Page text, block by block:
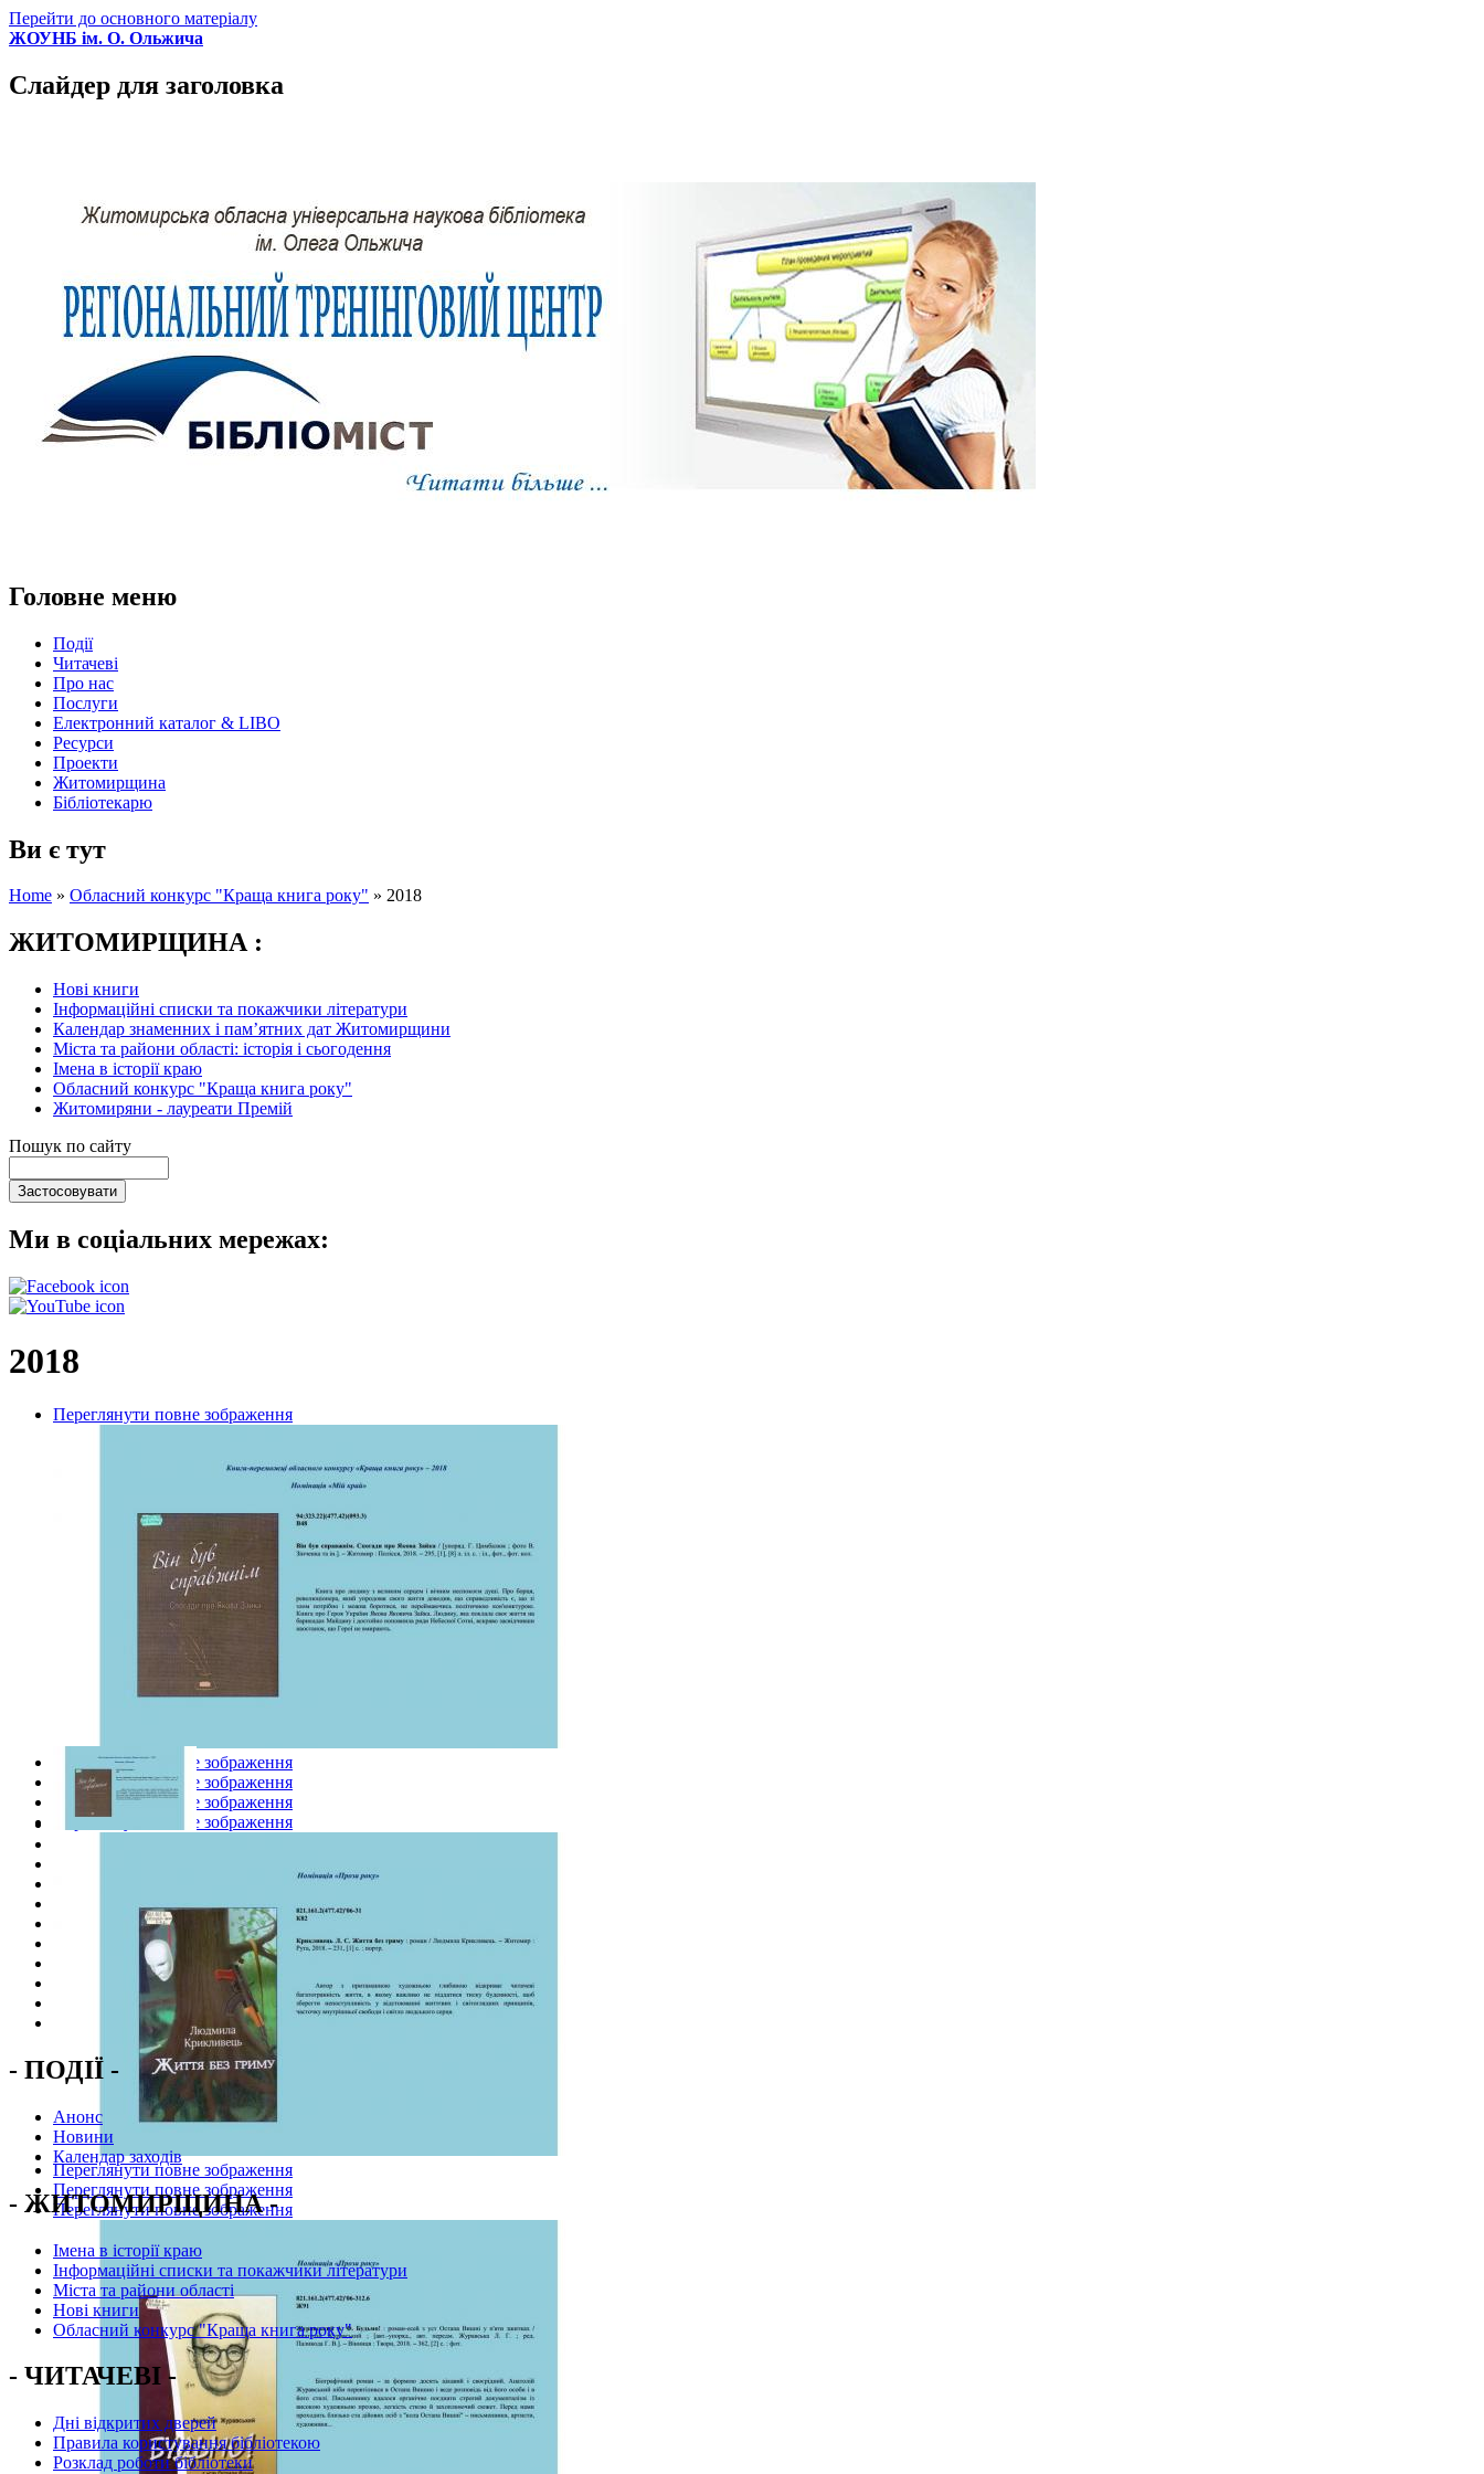
Перейти до основного матеріалу
ЖОУНБ ім. О. Ольжича
Слайдер для заголовка
Головне меню
Події
Читачеві
Про нас
Послуги
Електронний каталог & LIBO
Ресурси
Проекти
Житомирщина
Бібліотекарю
Ви є тут
Home » Обласний конкурс "Краща книга року" » 2018
ЖИТОМИРЩИНА :
Нові книги
Інформаційні списки та покажчики літератури
Календар знаменних і пам’ятних дат Житомирщини
Міста та райони області: історія і сьогодення
Імена в історії краю
Обласний конкурс "Краща книга року"
Житомиряни - лауреати Премій
Пошук по сайту
Ми в соціальних мережах:
2018
Переглянути повне зображення
Переглянути повне зображення
Переглянути повне зображення
Переглянути повне зображення
Переглянути повне зображення
Переглянути повне зображення
Переглянути повне зображення
Переглянути повне зображення
- ПОДІЇ -
Анонс
Новини
Календар заходів
- ЖИТОМИРЩИНА -
Імена в історії краю
Інформаційні списки та покажчики літератури
Міста та райони області
Нові книги
Обласний конкурс "Краща книга року"
- ЧИТАЧЕВІ -
Дні відкритих дверей
Правила користування бібліотекою
Розклад роботи бібліотеки